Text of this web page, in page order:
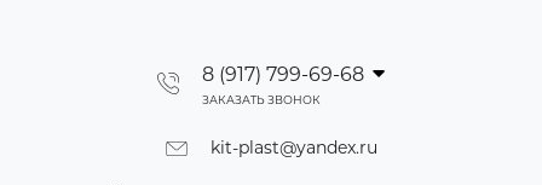
8 (917) 799-69-68
ЗАКАЗАТЬ ЗВОНОК
kit-plast@yandex.ru